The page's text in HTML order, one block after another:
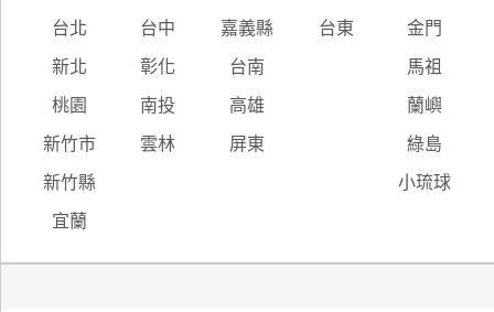
台北 台中 嘉義縣 台東 金門
新北 彰化 台南 馬祖
桃園 南投 高雄 蘭嶼
新竹市 雲林 屏東 綠島
新竹縣 小琉球
宜蘭